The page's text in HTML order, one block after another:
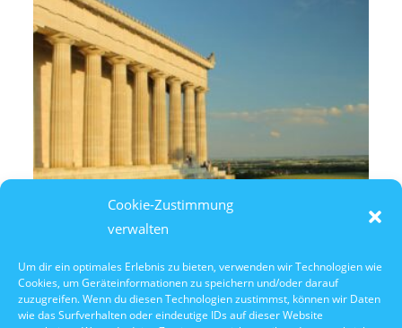
Cookie-Zustimmung
verwalten
Um dir ein optimales Erlebnis zu bieten, verwenden wir Technologien wie
Cookies, um Geräteinformationen zu speichern und/oder darauf
zuzugreifen. Wenn du diesen Technologien zustimmst, können wir Daten
wie das Surfverhalten oder eindeutige IDs auf dieser Website
10. Oktober 2026
10:30 Uhr Walhalla Schifffahrt